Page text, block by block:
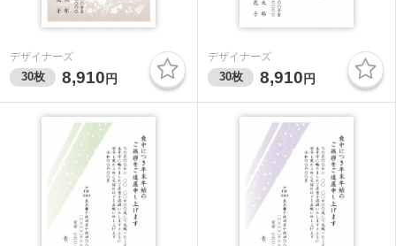
デザイナーズ
30枚 8,910 円
デザイナーズ
30枚 8,910 円